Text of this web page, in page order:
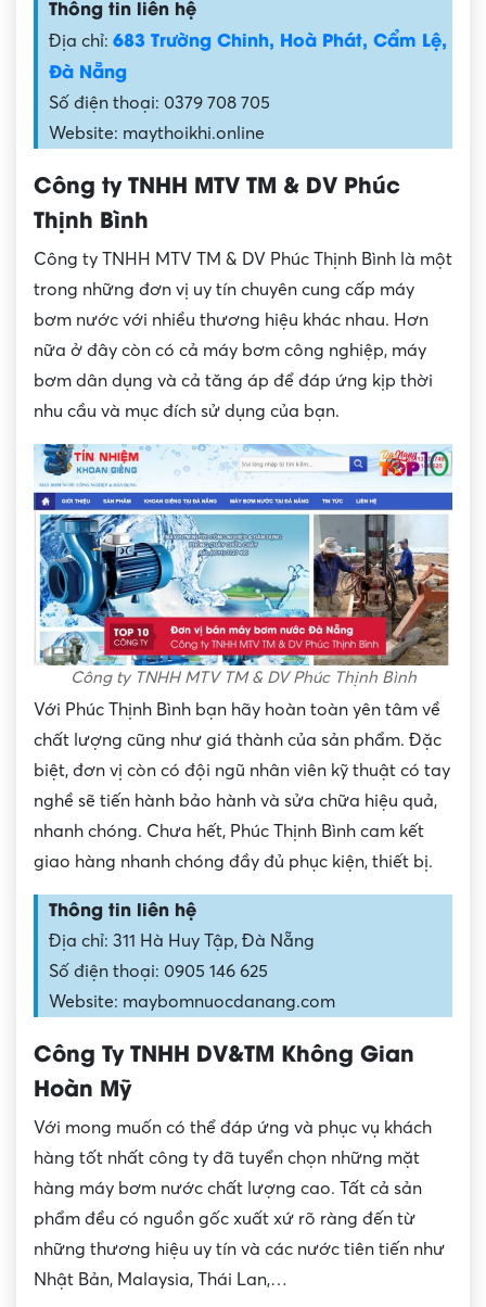
Thông tin liên hệ
Địa chỉ: 683 Trường Chinh, Hoà Phát, Cẩm Lệ,
Đà Nẵng
Số điện thoại: 0379 708 705
Website: maythoikhi.online
Công ty TNHH MTV TM & DV Phúc
Thịnh Bình
Công ty TNHH MTV TM & DV Phúc Thịnh Bình là một
trong những đơn vị uy tín chuyên cung cấp máy
bơm nước với nhiều thương hiệu khác nhau. Hơn
nữa ở đây còn có cả máy bơm công nghiệp, máy
bơm dân dụng và cả tăng áp để đáp ứng kịp thời
nhu cầu và mục đích sử dụng của bạn.
Công ty TNHH MTV TM & DV Phúc Thịnh Bình
Với Phúc Thịnh Bình bạn hãy hoàn toàn yên tâm về
chất lượng cũng như giá thành của sản phẩm. Đặc
biệt, đơn vị còn có đội ngũ nhân viên kỹ thuật có tay
nghề sẽ tiến hành bảo hành và sửa chữa hiệu quả,
nhanh chóng. Chưa hết, Phúc Thịnh Bình cam kết
giao hàng nhanh chóng đầy đủ phục kiện, thiết bị.
Thông tin liên hệ
Địa chỉ: 311 Hà Huy Tập, Đà Nẵng
Số điện thoại: 0905 146 625
Website: maybomnuocdanang.com
Công Ty TNHH DV&TM Không Gian
Hoàn Mỹ
Với mong muốn có thể đáp ứng và phục vụ khách
hàng tốt nhất công ty đã tuyển chọn những mặt
hàng máy bơm nước chất lượng cao. Tất cả sản
phẩm đều có nguồn gốc xuất xứ rõ ràng đến từ
những thương hiệu uy tín và các nước tiên tiến như
Nhật Bản, Malaysia, Thái Lan,…